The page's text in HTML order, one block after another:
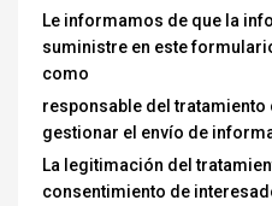
Le informamos de que la
suministre en este
como
responsable del
gestionar el envío de
La legitimación del
consentimiento de